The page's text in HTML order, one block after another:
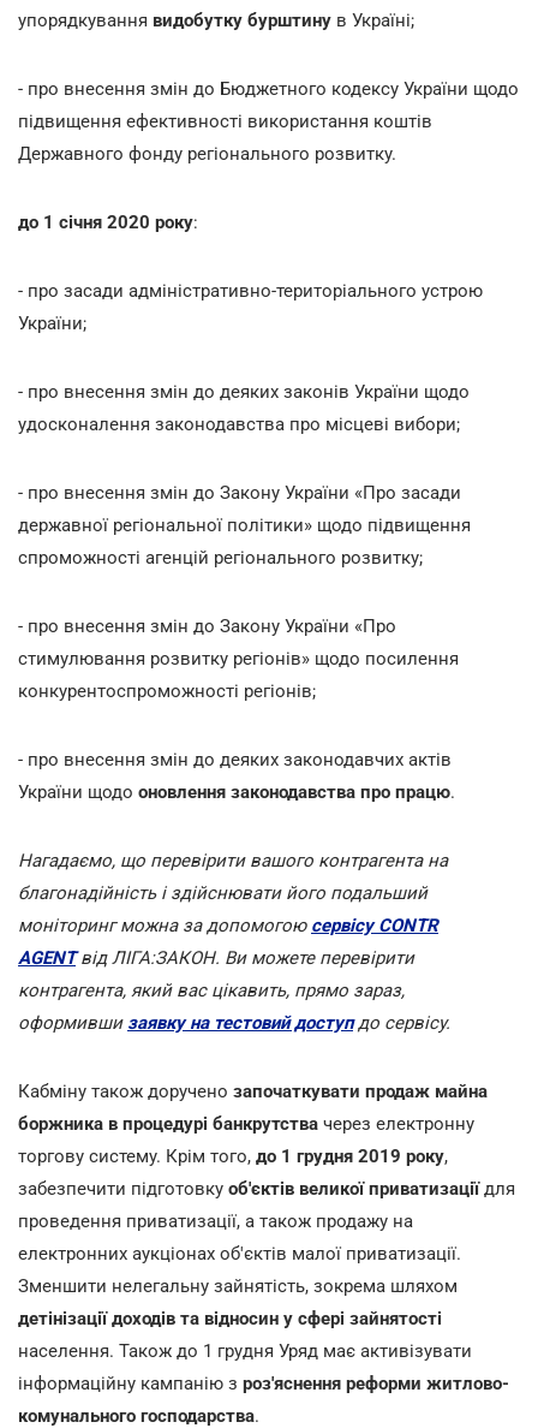
упорядкування видобутку бурштину в Україні;
- про внесення змін до Бюджетного кодексу України щодо
підвищення ефективності використання коштів
Державного фонду регіонального розвитку.
до 1 січня 2020 року:
- про засади адміністративно-територіального устрою
України;
- про внесення змін до деяких законів України щодо
удосконалення законодавства про місцеві вибори;
- про внесення змін до Закону України «Про засади
державної регіональної політики» щодо підвищення
спроможності агенцій регіонального розвитку;
- про внесення змін до Закону України «Про
стимулювання розвитку регіонів» щодо посилення
конкурентоспроможності регіонів;
- про внесення змін до деяких законодавчих актів
України щодо оновлення законодавства про працю.
Нагадаємо, що перевірити вашого контрагента на
благонадійність і здійснювати його подальший
моніторинг можна за допомогою сервісу CONTR
AGENTвід ЛІГА:ЗАКОН. Ви можете перевірити
контрагента, який вас цікавить, прямо зараз,
оформивши заявку на тестовий доступдо сервісу.
Кабміну також доручено започаткувати продаж майна
боржника в процедурі банкрутства через електронну
торгову систему. Крім того, до 1 грудня 2019 року,
забезпечити підготовку об'єктів великої приватизаціїдля
проведення приватизації, а також продажу на
електронних аукціонах об'єктів малої приватизації.
Зменшити нелегальну зайнятість, зокрема шляхом
детінізації доходів та відносин у сфері зайнятості
населення. Також до 1 грудня Уряд має активізувати
інформаційну кампанію з роз'яснення реформи житлово-
комунального господарства.